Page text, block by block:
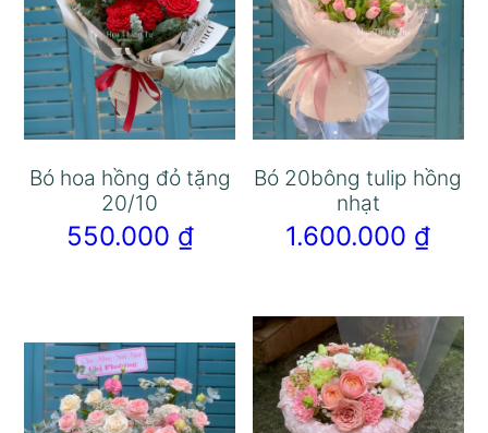
Bó hoa hồng đỏ tặng
20/10
550.000 ₫
Bó 20bông tulip hồng
nhạt
1.600.000 ₫